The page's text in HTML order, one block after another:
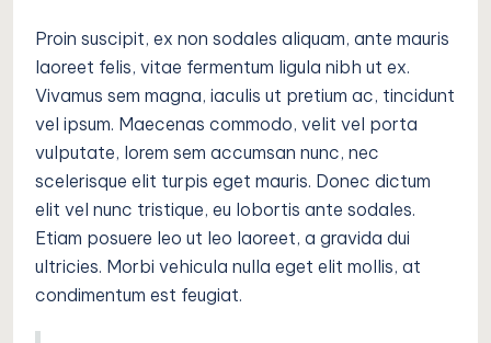
Proin suscipit, ex non sodales aliquam, ante mauris
laoreet felis, vitae fermentum ligula nibh ut ex.
Vivamus sem magna, iaculis ut pretium ac, tincidunt
vel ipsum. Maecenas commodo, velit vel porta
vulputate, lorem sem accumsan nunc, nec
scelerisque elit turpis eget mauris. Donec dictum
elit vel nunc tristique, eu lobortis ante sodales.
Etiam posuere leo ut leo laoreet, a gravida dui
ultricies. Morbi vehicula nulla eget elit mollis, at
condimentum est feugiat.